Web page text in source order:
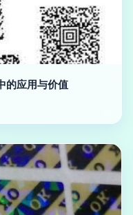
的应用与价值